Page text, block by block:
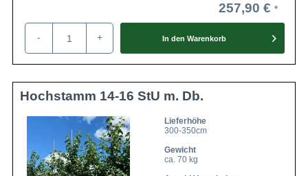
257,90 €
- + In den Warenkorb
Hochstamm 14-16 StU m. Db.
Lieferhöhe
300-350cm
Gewicht
ca. 70 kg